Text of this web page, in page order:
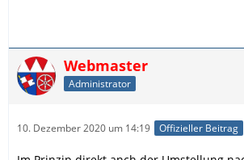
Webmaster
Administrator
10. Dezember 2020 um 14:19 Offizieller Beitrag